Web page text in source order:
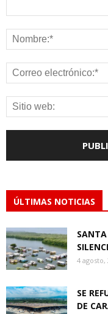
ÚLTIMAS NOTICIAS
4 agosto,
SE
DE